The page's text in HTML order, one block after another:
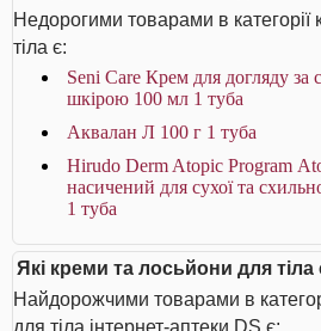
Недорогими товарами в
тіла є:
Seni Care Крем для догляду за
шкірою 100 мл 1 туба
Аквалан Л 100 г 1 туба
Hirudo Derm Atopic Program
насичений для сухої та
1 туба
Які креми та лосьйони для
Найдорожчими товарами в
для тіла інтернет-аптеки DS є: